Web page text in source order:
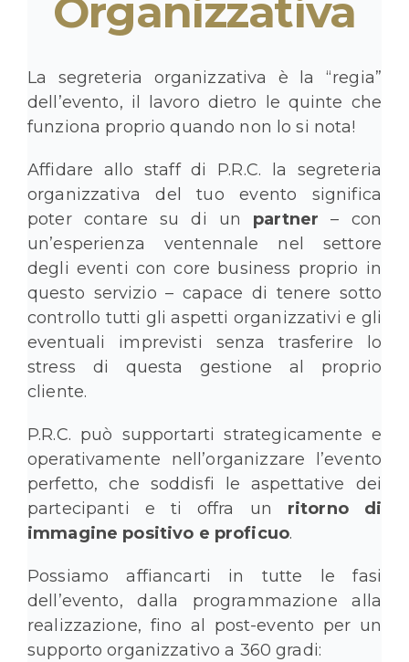
Organizzativa
La segreteria organizzativa è la “regia”
dell’evento, il lavoro dietro le quinte che
funziona proprio quando non lo si nota!
Affidare allo staff di P.R.C. la segreteria
organizzativa del tuo evento significa
poter contare su di un partner – con
un’esperienza ventennale nel settore
degli eventi con core business proprio in
questo servizio – capace di tenere sotto
controllo tutti gli aspetti organizzativi e gli
eventuali imprevisti senza trasferire lo
stress di questa gestione al proprio
cliente.
P.R.C. può supportarti strategicamente e
operativamente nell’organizzare l’evento
perfetto, che soddisfi le aspettative dei
partecipanti e ti offra un ritorno di
immagine positivo e proficuo.
Possiamo affiancarti in tutte le fasi
dell’evento, dalla programmazione alla
realizzazione, fino al post-evento per un
supporto organizzativo a 360 gradi: